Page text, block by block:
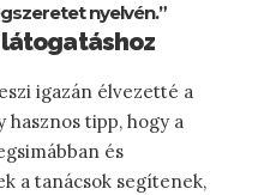
nyelvén.”
igazán élvezetté a
tipp, hogy a
és
a tanácsok segítenek,